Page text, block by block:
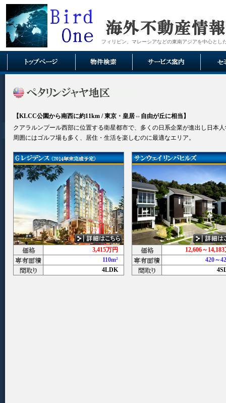
フィリピン、マレーシアなどの東南アジアを中心とし
【KLCC公園から南西に約11km / 東京・皇居⇔自由が丘に相当】
クアラルンプール西部に位置する衛星都市で、多くの日系企業が進出し日本
周囲にはゴルフ場も多く、居住・生活を楽しむのに最適なエリア。
3,415万円
12,606～
110m²
420～
4LDK